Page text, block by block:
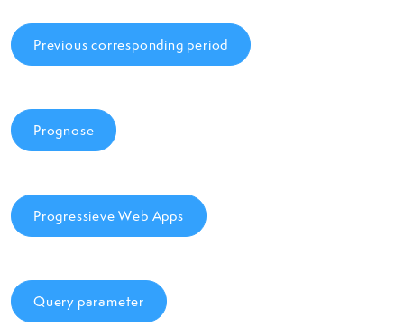
Previous corresponding period
Prognose
Progressieve Web Apps
Query parameter